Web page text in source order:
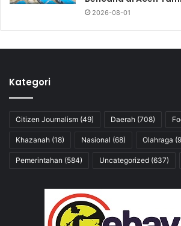
2026-08-01
Kategori
Citizen Journalism (49) Daerah (708)
Khazanah (18) Nasional (68) Olahraga
Pemerintahan (584) Uncategorized (637)